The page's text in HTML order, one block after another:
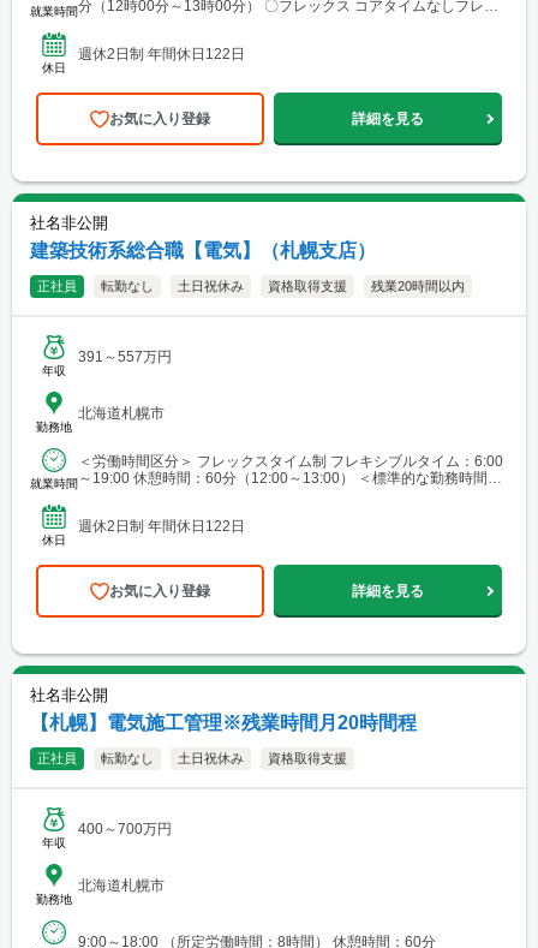
就業時間分（12時00分～13時00分） 〇フレックス コアタイムなしフレッ
休日
週休2日制 年間休日122日
お気に入り登録 詳細を見る
社名非公開
建築技術系総合職【電気】（札幌支店）
正社員 転勤なし 土日祝休み 資格取得支援 残業20時間以内
年収
391～557万円
勤務地
北海道札幌市
就業時間
＜労働時間区分＞ フレックスタイム制 フレキシブルタイム：6:00
～19:00 休憩時間：60分（12:00～13:00） ＜標準的な勤務時間帯
休日
週休2日制 年間休日122日
お気に入り登録 詳細を見る
社名非公開
【札幌】電気施工管理※残業時間月20時間程
正社員 転勤なし 土日祝休み 資格取得支援
年収
400～700万円
勤務地
北海道札幌市
9:00～18:00 （所定労働時間：8時間） 休憩時間：60分